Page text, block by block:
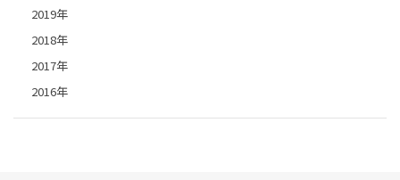
2019年
2018年
2017年
2016年